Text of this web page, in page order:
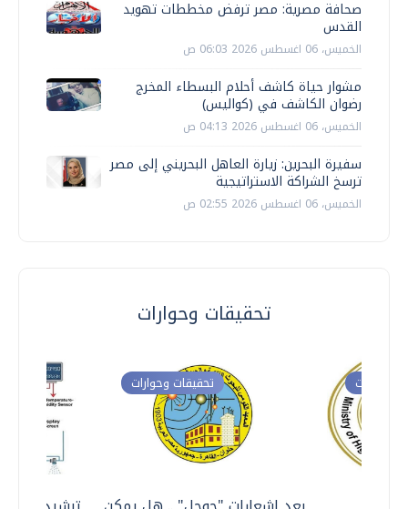
صحافة مصرية: مصر ترفض مخططات تهويد
القدس
الخميس، 06 اغسطس 2026 06:03 ص
مشوار حياة كاشف أحلام البسطاء المخرج
رضوان الكاشف في (كواليس)
الخميس، 06 اغسطس 2026 04:13 ص
سفيرة البحرين: زيارة العاهل البحريني إلى مصر
ترسخ الشراكة الاستراتيجية
الخميس، 06 اغسطس 2026 02:55 ص
تحقيقات وحوارات
تحقيقات وحوارات وحوارات